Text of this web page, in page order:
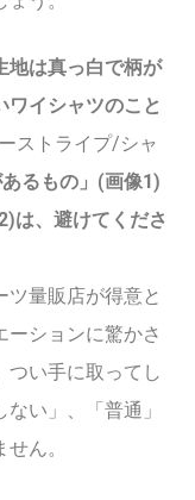
地は真っ白で柄が
イシャツのこと
ストライプ/シャ
あるもの」(画像1)
は、避けてくださ
量販店が得意と
ションに驚かさ
つい手に取ってし
い」、「普通」
ん。